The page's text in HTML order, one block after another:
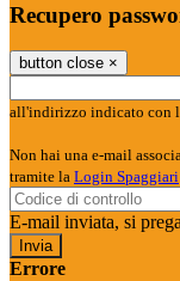
Recupero
button close ×
all'indirizzo indicato con
Non hai una e-mail
tramite la Login Spaggiari
E-mail inviata, si
Errore